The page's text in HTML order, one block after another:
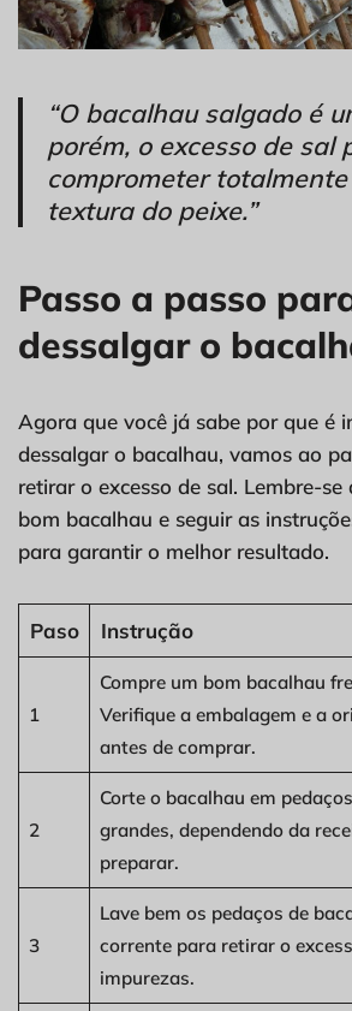
“O bacalhau salgado é
porém, o excesso de sal
comprometer
textura do peixe.”
Passo a passo
dessalgar o
Agora que você já sabe por que é
dessalgar o bacalhau, vamos ao
retirar o excesso de sal. Lembre-se
bom bacalhau e seguir as
para garantir o melhor resultado.
Paso Instrução
1
Compre um bom bacalhau
Verifique a embalagem e a
antes de comprar.
2
Corte o bacalhau em
grandes, dependendo da
preparar.
3
Lave bem os pedaços de
corrente para retirar o
impurezas.